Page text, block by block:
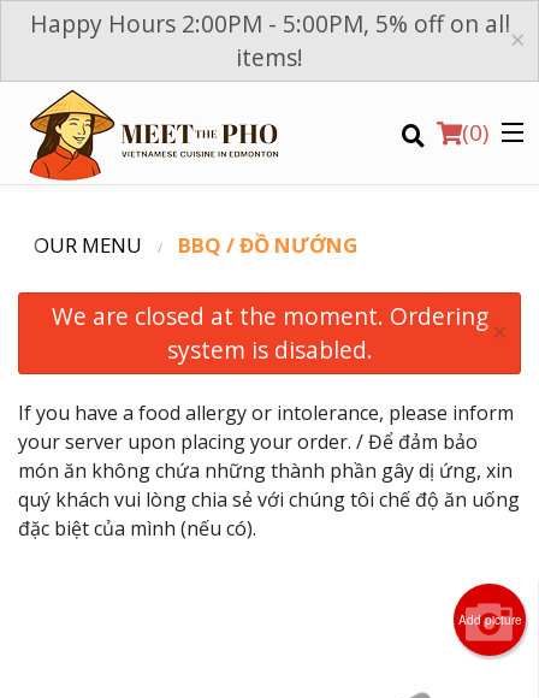
Happy Hours 2:00PM - 5:00PM, 5% off on all
items!
×
(0)
Location
Login
OUR MENU BBQ / ĐỒ NƯỚNG
We are closed at the moment. Ordering
system is disabled.
×
If you have a food allergy or intolerance, please inform
your server upon placing your order. / Để đảm bảo
món ăn không chứa những thành phần gây dị ứng, xin
quý khách vui lòng chia sẻ với chúng tôi chế độ ăn uống
đặc biệt của mình (nếu có).
Add picture